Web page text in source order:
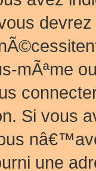
mÃªme
Si vous
une